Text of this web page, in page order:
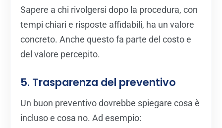
Sapere a chi rivolgersi dopo la procedura, con
tempi chiari e risposte affidabili, ha un valore
concreto. Anche questo fa parte del costo e
del valore percepito.
5. Trasparenza del preventivo
Un buon preventivo dovrebbe spiegare cosa è
incluso e cosa no. Ad esempio: